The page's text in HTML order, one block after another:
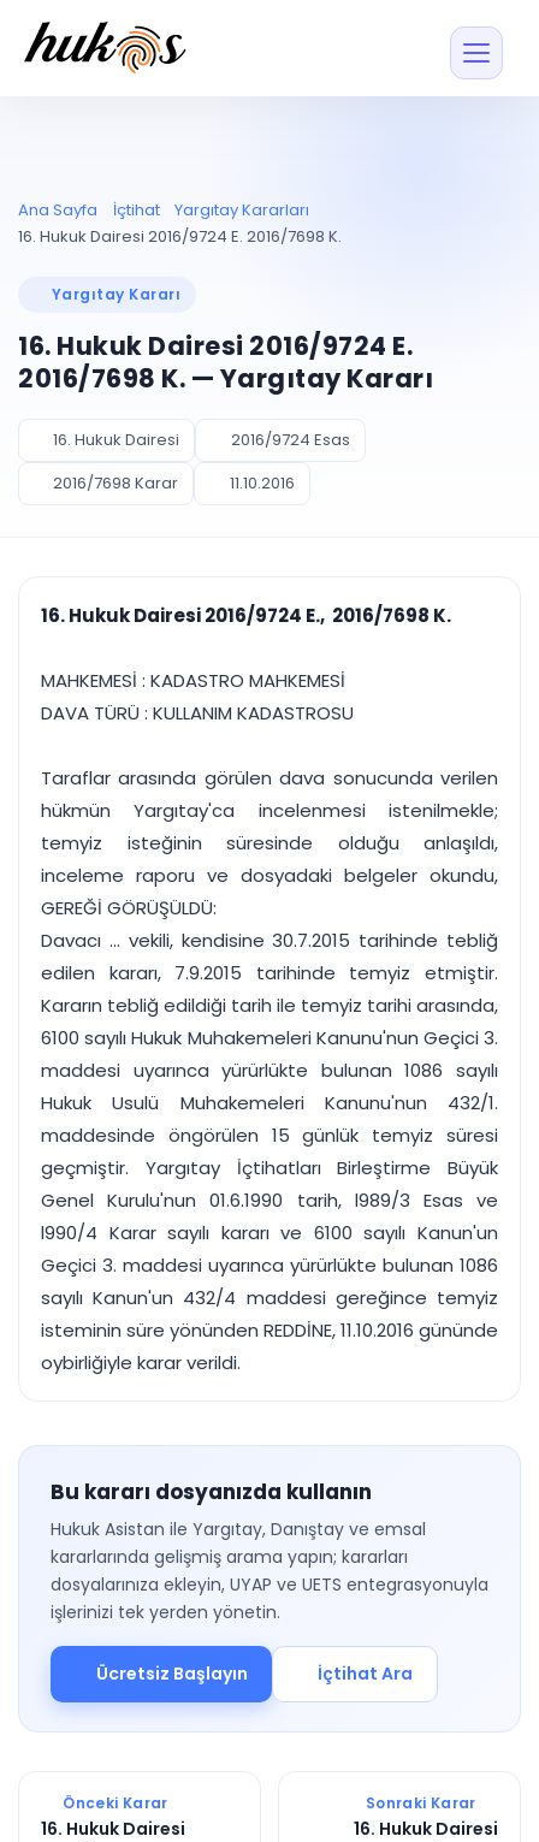
Entegrasyonu
UYAP ile otomatik
UYAP Evrak
Entegrasyonu
UETS Entegrasyonu
Tebligatları anında
Müvekkil ve taraf
Vekalet
PLANLAMA & TAKİP
Pano ve Takip
Duruşma ve görev
takvimi
Bildirim
takibi
UYAP & UETS entegrasyonundan finansa, hepsi bir arada.
Tüm özellikleri inceleyin Ücretsiz Başlayın
Blog
Ücretsiz Başlayın Giriş Yap
Ana Sayfa İçtihat
Yargıtay Kararları
16. Hukuk Dairesi 2016/9724 E. 2016/7698 K.
Yargıtay Kararı
16. Hukuk Dairesi 2016/9724 E.
2016/7698 K. — Yargıtay Kararı
16. Hukuk Dairesi
2016/9724 Esas
2016/7698 Karar
11.10.2016
16. Hukuk Dairesi 2016/9724 E., 2016/7698 K.
MAHKEMESİ : KADASTRO MAHKEMESİ
DAVA TÜRÜ : KULLANIM KADASTROSU
Taraflar arasında görülen dava sonucunda verilen
hükmün Yargıtay'ca incelenmesi istenilmekle;
temyiz isteğinin süresinde olduğu anlaşıldı,
inceleme raporu ve dosyadaki belgeler okundu,
GEREĞİ GÖRÜŞÜLDÜ:
Davacı ... vekili, kendisine 30.7.2015 tarihinde tebliğ
edilen kararı, 7.9.2015 tarihinde temyiz etmiştir.
Kararın tebliğ edildiği tarih ile temyiz tarihi arasında,
6100 sayılı Hukuk Muhakemeleri Kanunu'nun Geçici 3.
maddesi uyarınca yürürlükte bulunan 1086 sayılı
Hukuk Usulü Muhakemeleri Kanunu'nun 432/1.
maddesinde öngörülen 15 günlük temyiz süresi
geçmiştir. Yargıtay İçtihatları Birleştirme Büyük
Genel Kurulu'nun 01.6.1990 tarih, l989/3 Esas ve
l990/4 Karar sayılı kararı ve 6100 sayılı Kanun'un
Geçici 3. maddesi uyarınca yürürlükte bulunan 1086
sayılı Kanun'un 432/4 maddesi gereğince temyiz
isteminin süre yönünden REDDİNE, 11.10.2016 gününde
oybirliğiyle karar verildi.
Bu kararı dosyanızda kullanın
Hukuk Asistan ile Yargıtay, Danıştay ve emsal
kararlarında gelişmiş arama yapın; kararları
dosyalarınıza ekleyin, UYAP ve UETS entegrasyonuyla
işlerinizi tek yerden yönetin.
Ücretsiz Başlayın İçtihat Ara
Önceki Karar
16. Hukuk Dairesi
Sonraki Karar
16. Hukuk Dairesi